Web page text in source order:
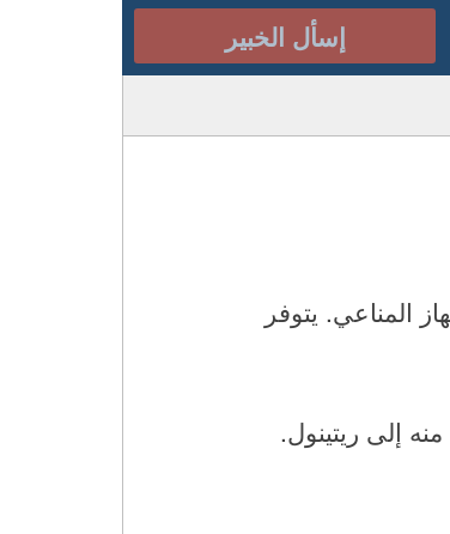
إسأل الخبير
المناعي. يتوفر
إلى ريتينول.